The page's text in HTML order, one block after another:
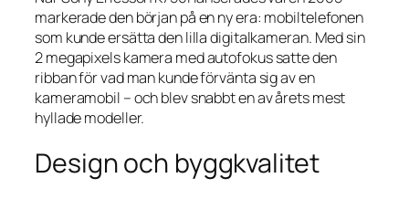
markerade den början på en ny era: mobiltelefonen
som kunde ersätta den lilla digitalkameran. Med sin
2 megapixels kamera med autofokus satte den
ribban för vad man kunde förvänta sig av en
kameramobil – och blev snabbt en av årets mest
hyllade modeller.
Design och byggkvalitet